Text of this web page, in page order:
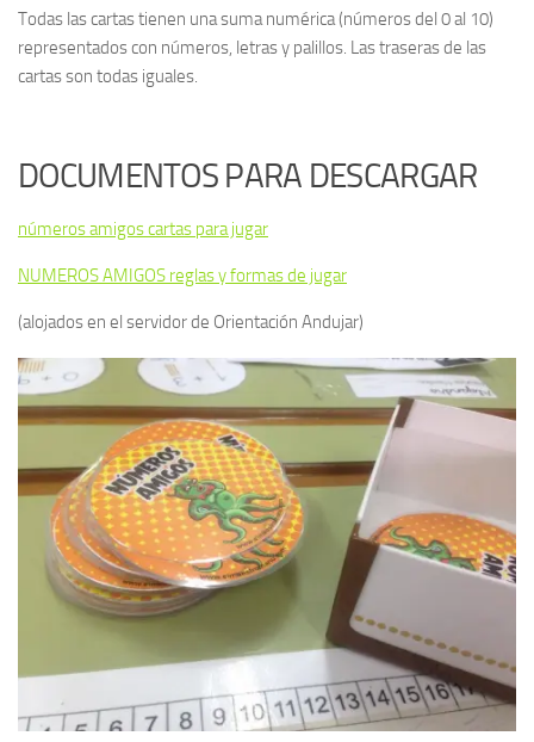
Todas las cartas tienen una suma numérica (números del 0 al 10)
representados con números, letras y palillos. Las traseras de las
cartas son todas iguales.
DOCUMENTOS PARA DESCARGAR
números amigos cartas para jugar
NUMEROS AMIGOS reglas y formas de jugar
(alojados en el servidor de Orientación Andujar)